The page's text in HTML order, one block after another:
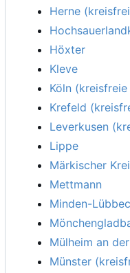
Herne
Höxter
Kleve
Köln
Krefeld
Leverkusen
Lippe
Märkischer
Mettmann
Minden-
Mülheim an
Münster